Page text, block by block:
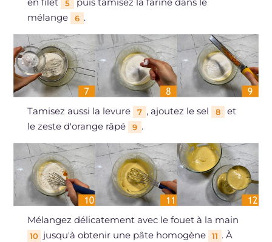
en filet 5
puis tamisez la farine dans le
mélange
6 .
Tamisez aussi la levure 7 , ajoutez le sel 8
et
le zeste d'orange râpé
9 .
Mélangez délicatement avec le fouet à la main
10 jusqu'à obtenir une pâte homogène 11 . À